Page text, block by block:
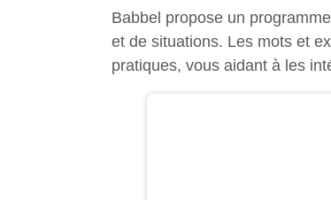
Babbel propose un
et de situations. Les mots et
pratiques, vous aidant à les